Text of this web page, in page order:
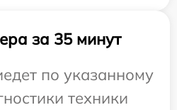
за 35 минут
по указанному
техники